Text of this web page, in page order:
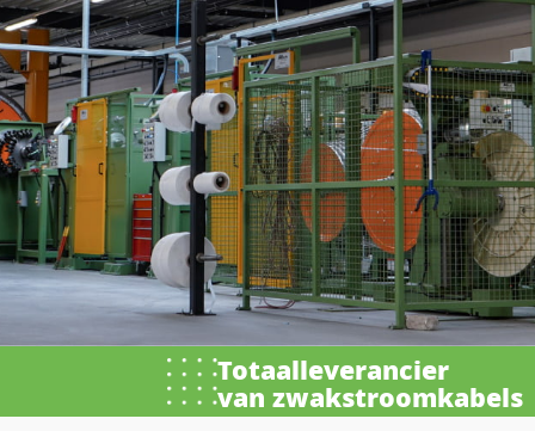
Totaalleverancier
van zwakstroomkabels